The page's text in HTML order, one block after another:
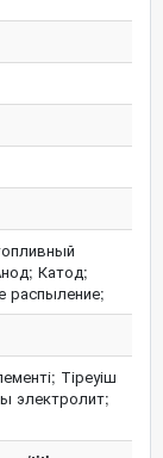
Катод;
распыление;
Тіреуіш
электролит;